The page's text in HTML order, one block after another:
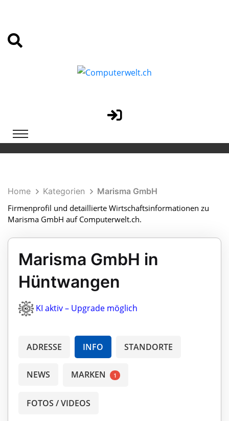
Home Kategorien
Marisma GmbH
Firmenprofil und detaillierte Wirtschaftsinformationen zu
Marisma GmbH auf Computerwelt.ch.
Marisma GmbH in
Hüntwangen
KI aktiv – Upgrade möglich
ADRESSE INFO STANDORTE
NEWS MARKEN 1
FOTOS / VIDEOS